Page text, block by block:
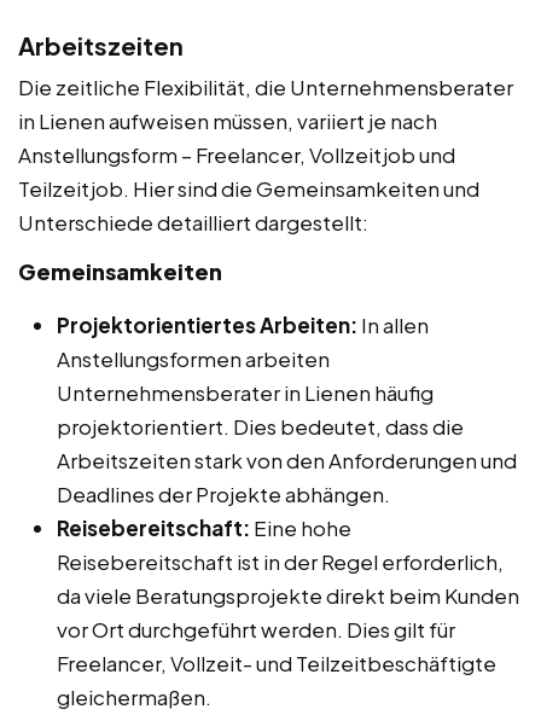
Arbeitszeiten
Die zeitliche Flexibilität, die Unternehmensberater
in Lienen aufweisen müssen, variiert je nach
Anstellungsform – Freelancer, Vollzeitjob und
Teilzeitjob. Hier sind die Gemeinsamkeiten und
Unterschiede detailliert dargestellt:
Gemeinsamkeiten
Projektorientiertes Arbeiten: In allen
Anstellungsformen arbeiten
Unternehmensberater in Lienen häufig
projektorientiert. Dies bedeutet, dass die
Arbeitszeiten stark von den Anforderungen und
Deadlines der Projekte abhängen.
Reisebereitschaft: Eine hohe
Reisebereitschaft ist in der Regel erforderlich,
da viele Beratungsprojekte direkt beim Kunden
vor Ort durchgeführt werden. Dies gilt für
Freelancer, Vollzeit- und Teilzeitbeschäftigte
gleichermaßen.